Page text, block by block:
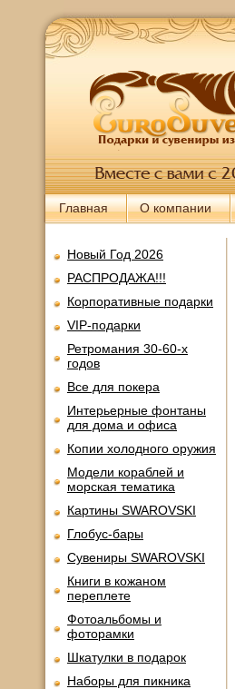
Главная О компании
Новый Год 2026
РАСПРОДАЖА!!!
Корпоративные подарки
VIP-подарки
Ретромания 30-60-х
годов
Все для покера
Интерьерные фонтаны
для дома и офиса
Копии холодного оружия
Модели кораблей и
морская тематика
Картины SWAROVSKI
Глобус-бары
Сувениры SWAROVSKI
Книги в кожаном
переплете
Фотоальбомы и
фоторамки
Шкатулки в подарок
Наборы для пикника